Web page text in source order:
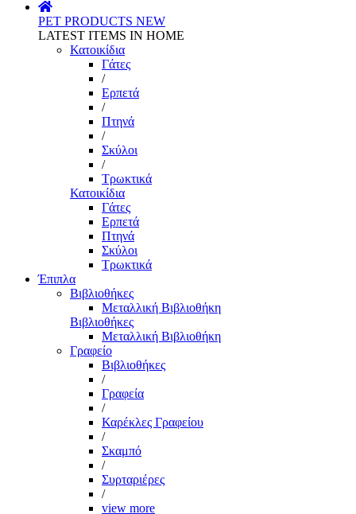
PET PRODUCTS NEW
LATEST ITEMS IN HOME
Κατοικίδια
Γάτες
/
Ερπετά
/
Πτηνά
/
Σκύλοι
/
Τρωκτικά
Κατοικίδια
Γάτες
Ερπετά
Πτηνά
Σκύλοι
Τρωκτικά
Έπιπλα
Βιβλιοθήκες
Μεταλλική Βιβλιοθήκη
Βιβλιοθήκες
Μεταλλική Βιβλιοθήκη
Γραφείο
Βιβλιοθήκες
/
Γραφεία
/
Καρέκλες Γραφείου
/
Σκαμπό
/
Συρταριέρες
/
view more